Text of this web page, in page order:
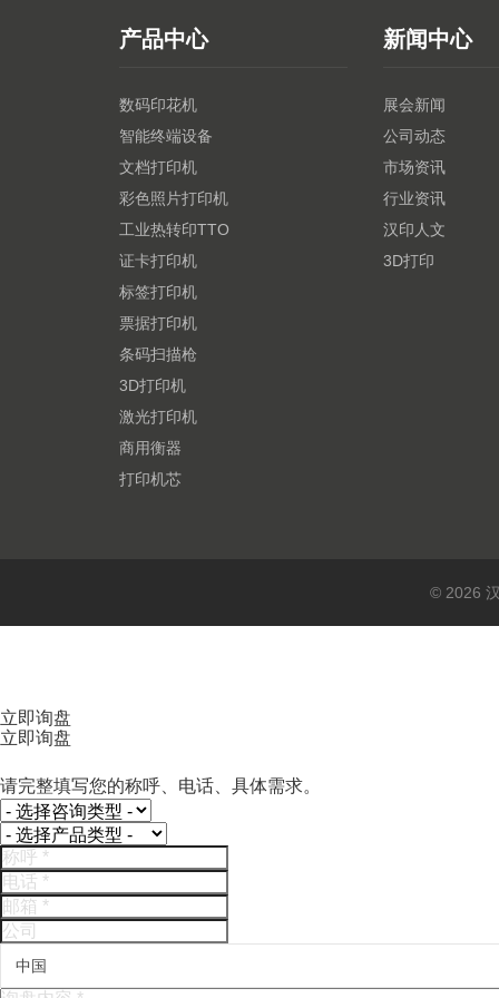
产品中心
数码印花机
智能终端设备
文档打印机
彩色照片打印机
工业热转印TTO
证卡打印机
标签打印机
票据打印机
条码扫描枪
3D打印机
激光打印机
商用衡器
打印机芯
新闻中心
展会新闻
公司动态
市场资讯
行业资讯
汉印人文
3D打印
© 2026
立即询盘
立即询盘
请完整填写您的称呼、电话、具体需求。
中国